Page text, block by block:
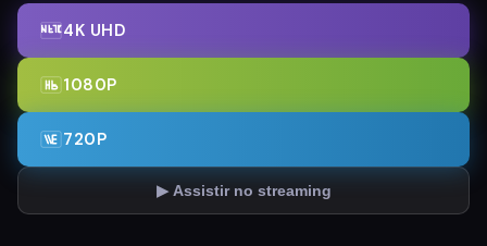
4K UHD
1080P
720P
▶ Assistir no streaming